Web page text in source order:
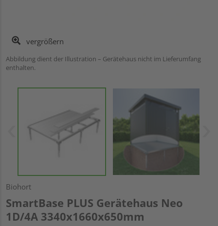
vergrößern
Abbildung dient der Illustration – Gerätehaus nicht im Lieferumfang
enthalten.
Biohort
SmartBase PLUS Gerätehaus Neo
1D/4A 3340x1660x650mm